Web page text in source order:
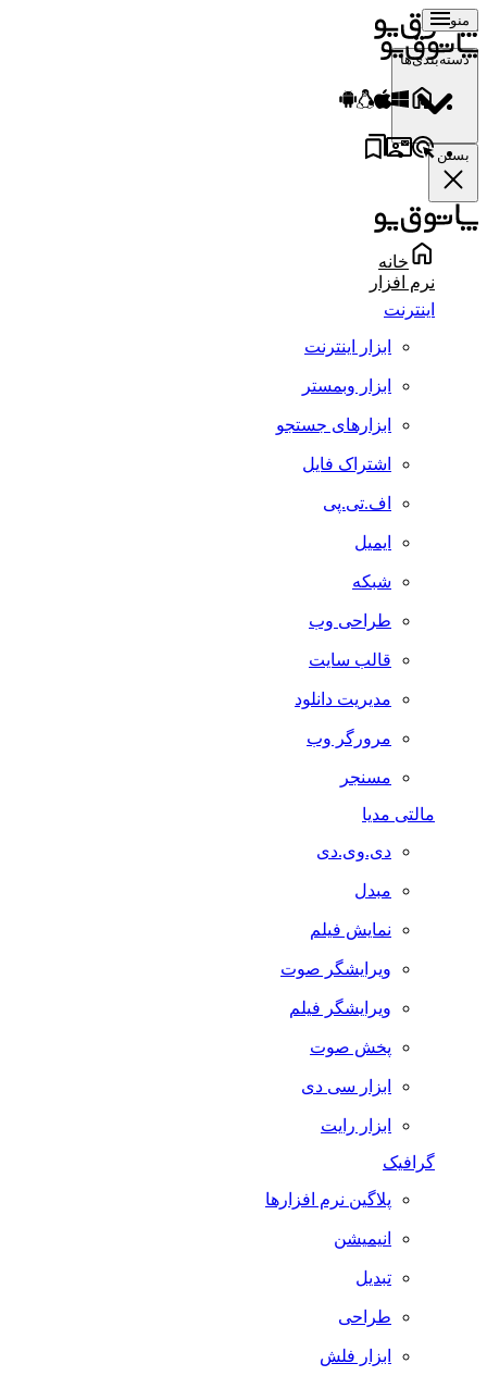
منو
دسته‌بندی‌ها
بستن
خانه
نرم افزار
اینترنت
ابزار اینترنت
ابزار وبمستر
ابزارهای جستجو
اشتراک فایل
اف.تی.پی
ایمیل
شبکه
طراحی وب
قالب سایت
مدیریت دانلود
مرورگر وب
مسنجر
مالتی مدیا
دی.وی.دی
مبدل
نمایش فیلم
ویرایشگر صوت
ویرایشگر فیلم
پخش صوت
ابزار سی دی
ابزار رایت
گرافیک
پلاگین نرم افزارها
انیمیشن
تبدیل
طراحی
ابزار فلش